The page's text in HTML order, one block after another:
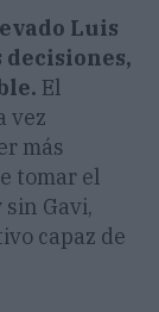
Luis
decisiones,
El
vez
más
tomar el
sin Gavi,
capaz de